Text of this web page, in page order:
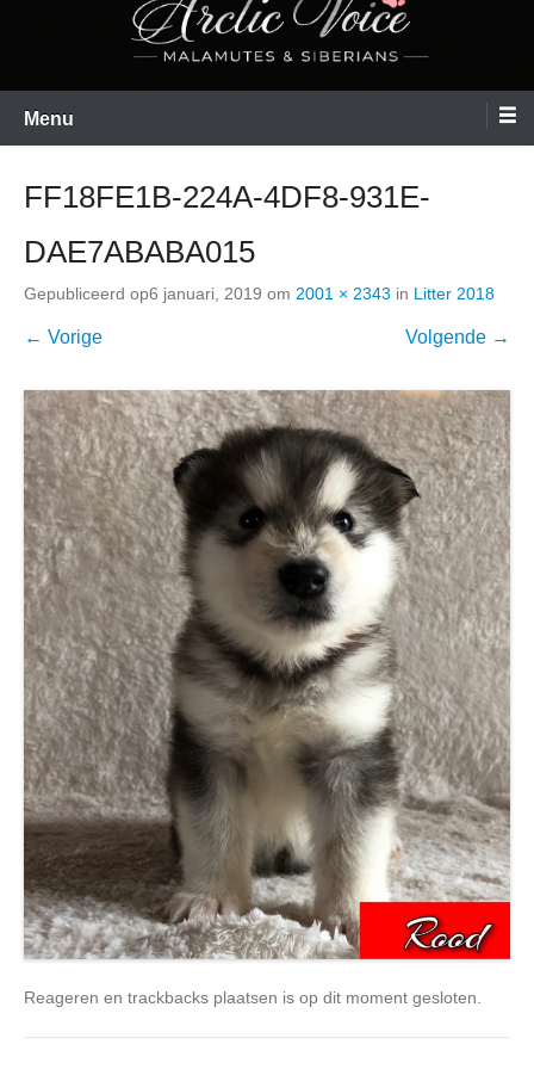
Menu
FF18FE1B-224A-4DF8-931E-
DAE7ABABA015
Gepubliceerd op6 januari, 2019 om 2001 × 2343 in Litter 2018
← Vorige Volgende →
Reageren en trackbacks plaatsen is op dit moment gesloten.